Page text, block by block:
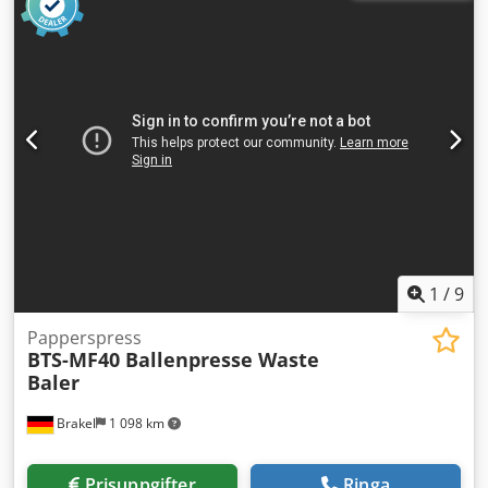
Betalningsvillkor: 100% betalning före övertagande av
maskinen, netto
1 /9
Brakel 1 098 km
Papperspress
BTS-MF40 Ballenpresse Waste
Baler